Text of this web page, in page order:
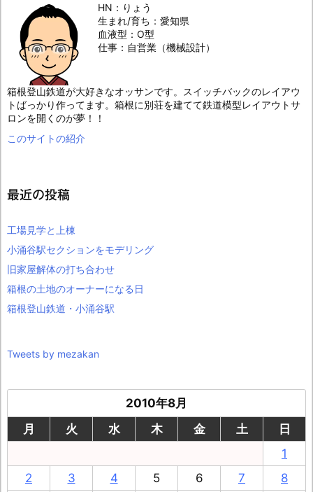
HN：りょう
生まれ/育ち：愛知県
血液型：O型
仕事：自営業（機械設計）
箱根登山鉄道が大好きなオッサンです。スイッチバックのレイアウ
トばっかり作ってます。箱根に別荘を建てて鉄道模型レイアウトサ
ロンを開くのが夢！！
このサイトの紹介
最近の投稿
工場見学と上棟
小涌谷駅セクションをモデリング
旧家屋解体の打ち合わせ
箱根の土地のオーナーになる日
箱根登山鉄道・小涌谷駅
Tweets by mezakan
2010年8月
月
火 水 木 金 土
日
1
2
3 4 5 6 7 8